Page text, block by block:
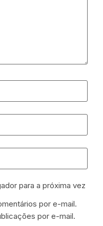
para a próxima vez
por e-mail.
por e-mail.